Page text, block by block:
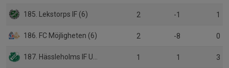
185. Lekstorps IF (6) 2 -1 1
186. FC Möjligheten (6) 2 -8 0
187. Hässleholms IF U19 1 1 3